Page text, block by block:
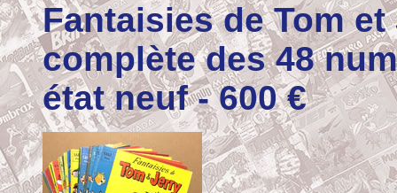
Fantaisies de Tom
complète des 48
état neuf - 600 €